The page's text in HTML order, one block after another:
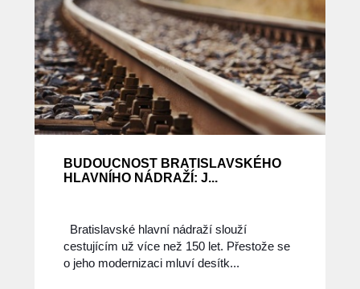
BUDOUCNOST BRATISLAVSKÉHO
HLAVNÍHO NÁDRAŽÍ: J...
Bratislavské hlavní nádraží slouží
cestujícím už více než 150 let. Přestože se
o jeho modernizaci mluví desítk...